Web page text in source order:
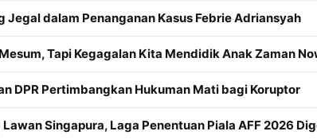
Jegal dalam Penanganan Kasus Febrie Adriansyah
Tapi Kegagalan Kita Mendidik Anak Zaman
DPR Pertimbangkan Hukuman Mati bagi Koruptor
Singapura, Laga Penentuan Piala AFF 2026